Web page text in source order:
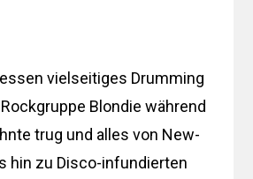
vielseitiges Drumming
Blondie während
trug und alles von New-
hin zu Disco-infundierten